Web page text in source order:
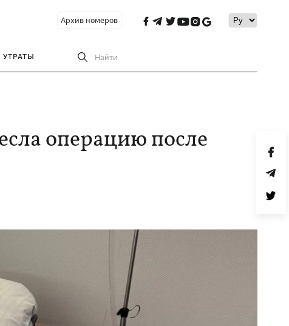
Архив номеров
УТРАТЫ Найти
операцию после